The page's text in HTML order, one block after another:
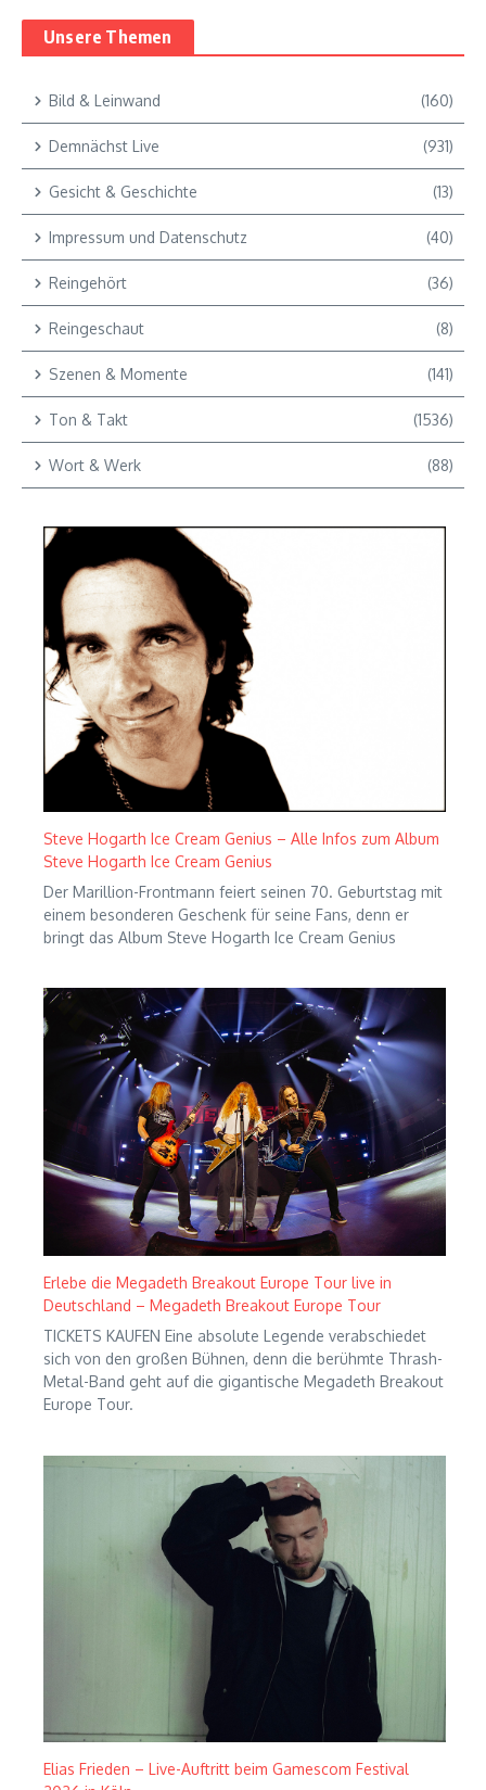
Unsere Themen
Bild & Leinwand (160)
Demnächst Live (931)
Gesicht & Geschichte (13)
Impressum und Datenschutz (40)
Reingehört (36)
Reingeschaut (8)
Szenen & Momente (141)
Ton & Takt (1536)
Wort & Werk (88)
Steve Hogarth Ice Cream Genius – Alle Infos zum Album
Steve Hogarth Ice Cream Genius
Der Marillion-Frontmann feiert seinen 70. Geburtstag mit
einem besonderen Geschenk für seine Fans, denn er
bringt das Album Steve Hogarth Ice Cream Genius
Erlebe die Megadeth Breakout Europe Tour live in
Deutschland – Megadeth Breakout Europe Tour
TICKETS KAUFEN Eine absolute Legende verabschiedet
sich von den großen Bühnen, denn die berühmte Thrash-
Metal-Band geht auf die gigantische Megadeth Breakout
Europe Tour.
Elias Frieden – Live-Auftritt beim Gamescom Festival